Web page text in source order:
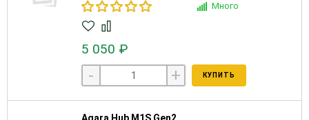
Много
5 050 ₽
- + КУПИТЬ